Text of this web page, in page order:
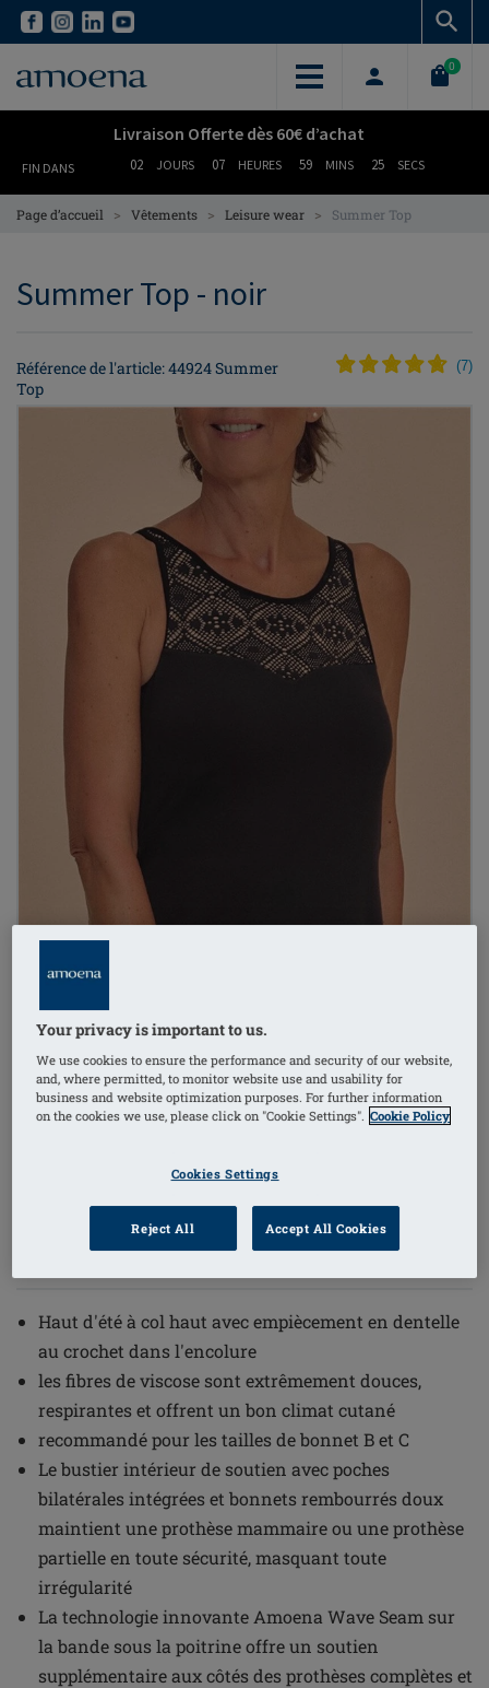
Skip
content
Skip
content
0
Livraison Offerte dès 60€ d’achat
FIN DANS 02 JOURS 07 HEURES 59 MINS 25 SECS
Page d’accueil > Vêtements > Leisure wear > Summer Top
Summer Top - noir
Référence de l'article: 44924 Summer
Top
(7)
1/3
Référence de l'article: 44924 Summer
Livraison gratuite dès 60€ d’achat ! i
Haut d'été à col haut avec empiècement en dentelle
au crochet dans l'encolure
les fibres de viscose sont extrêmement douces,
respirantes et offrent un bon climat cutané
recommandé pour les tailles de bonnet B et C
Le bustier intérieur de soutien avec poches
bilatérales intégrées et bonnets rembourrés doux
maintient une prothèse mammaire ou une prothèse
partielle en toute sécurité, masquant toute
irrégularité
La technologie innovante Amoena Wave Seam sur
la bande sous la poitrine offre un soutien
supplémentaire aux côtés des prothèses complètes et
Your privacy is important to us.
We use cookies to ensure the performance and security of our website,
and, where permitted, to monitor website use and usability for
business and website optimization purposes. For further information
on the cookies we use, please click on "Cookie Settings". Cookie Policy
Cookies Settings
Reject All Accept All Cookies